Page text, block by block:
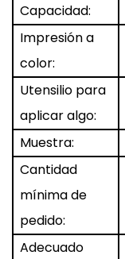
Capacidad:
Impresión a
color:
Utensilio para
aplicar algo:
Muestra:
Cantidad
mínima de
pedido:
Adecuado